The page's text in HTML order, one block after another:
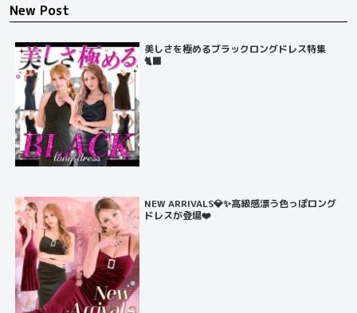
New Post
美しさを極めるブラックロングドレス特集
🐈‍⬛
NEW ARRIVALS💎✨高級感漂う色っぽロング
ドレスが登場❤️